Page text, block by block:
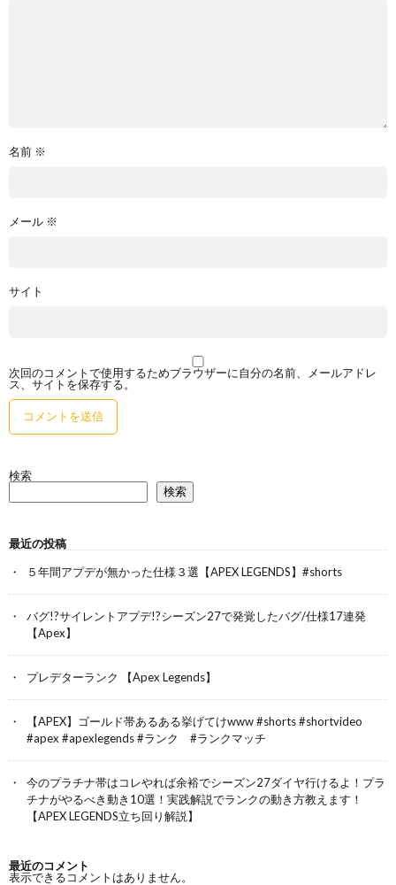
名前 ※
メール ※
サイト
次回のコメントで使用するためブラウザーに自分の名前、メールアドレ
ス、サイトを保存する。
検索
検索
最近の投稿
５年間アプデが無かった仕様３選【APEX LEGENDS】#shorts
バグ!?サイレントアプデ!?シーズン27で発覚したバグ/仕様17連発
【Apex】
プレデターランク 【Apex Legends】
【APEX】ゴールド帯あるある挙げてけwww #shorts #shortvideo
#apex #apexlegends #ランク #ランクマッチ
今のプラチナ帯はコレやれば余裕でシーズン27ダイヤ行けるよ！プラ
チナがやるべき動き10選！実践解説でランクの動き方教えます！
【APEX LEGENDS立ち回り解説】
最近のコメント
表示できるコメントはありません。